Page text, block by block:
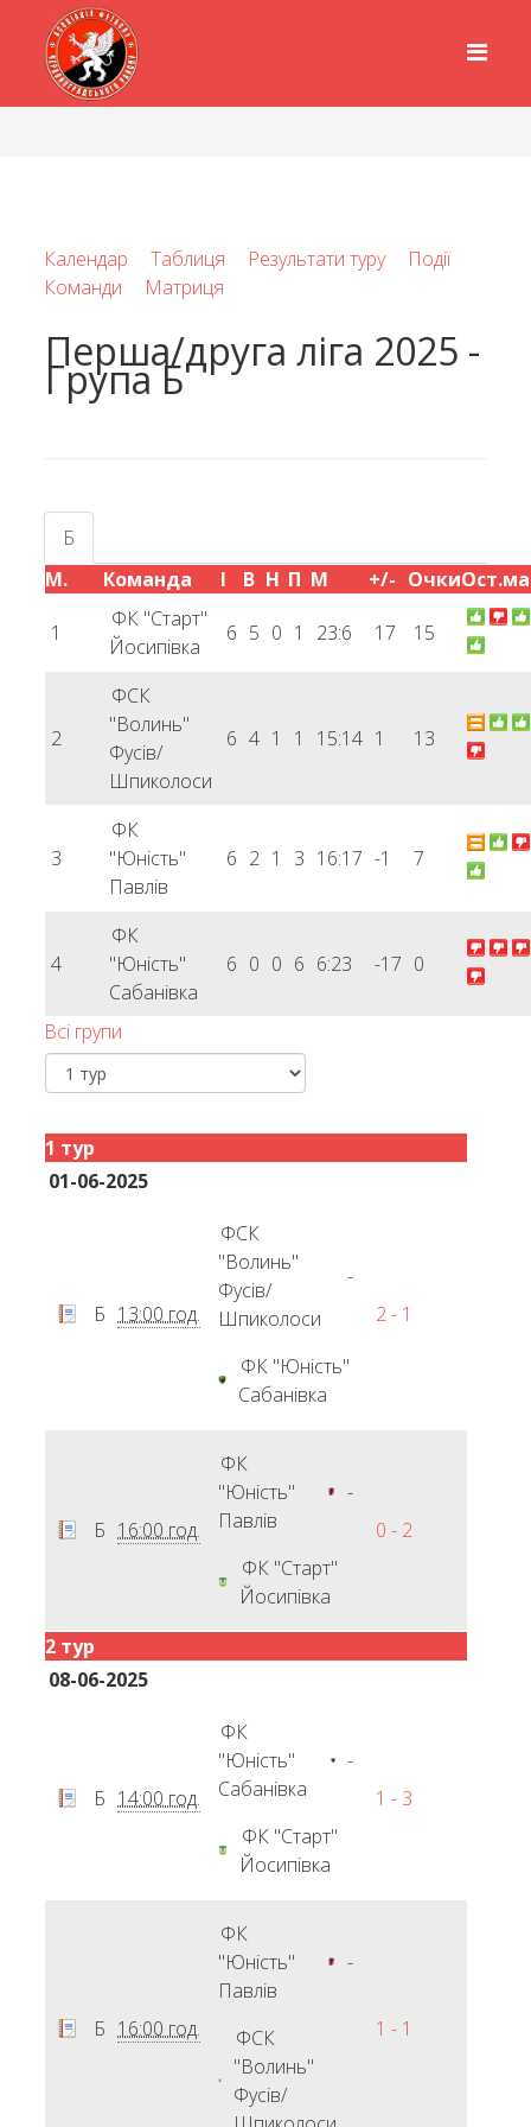
Календар Таблиця Результати туру
Події
Команди
Матриця
Перша/друга ліга 2025 -
Група Б
Б
М.
Команда І В Н П М +/- Очки
1
ФК "Старт"
Йосипівка
6 5 0 1 23:6 17 15
2
ФСК
"Волинь"
Фусів/
Шпиколоси
6 4 1 1 15:14 1 13
3
ФК
"Юність"
Павлів
6 2 1 3 16:17 -1 7
4
ФК
"Юність"
Сабанівка
6 0 0 6 6:23 -17 0
Всі групи
1 тур
01-06-2025
Б 13:00 год.
ФСК
"Волинь"
Фусів/
Шпиколоси
-
ФК "Юність"
Сабанівка
2 - 1
Б 16:00 год.
ФК
"Юність"
Павлів
-
ФК "Старт"
Йосипівка
0 - 2
2 тур
08-06-2025
Б 14:00 год.
ФК
"Юність"
Сабанівка
-
ФК "Старт"
Йосипівка
1 - 3
Б 16:00 год.
ФК
"Юність"
Павлів
-
ФСК
"Волинь"
Фусів/
1 - 1